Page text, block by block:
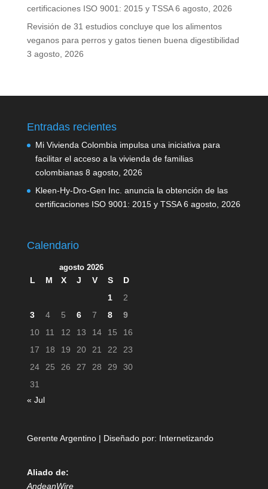
certificaciones ISO 9001: 2015 y TSSA 6 agosto, 2026
Revisión de 31 estudios concluye que los alimentos
veganos para perros y gatos tienen buena digestibilidad
3 agosto, 2026
Entradas recientes
Mi Vivienda Colombia impulsa una iniciativa para
facilitar el acceso a la vivienda de familias
colombianas 8 agosto, 2026
Kleen-Hy-Dro-Gen Inc. anuncia la obtención de las
certificaciones ISO 9001: 2015 y TSSA 6 agosto, 2026
Calendario
agosto 2026
L M X J V S
D
1
2
3
4 5 6 7 8
9
10
11 12 13 14 15
16
17
18 19 20 21 22
23
24
25 26 27 28 29
30
31
« Jul
Gerente Argentino | Diseñado por: Internetizando
Aliado de:
AndeanWire